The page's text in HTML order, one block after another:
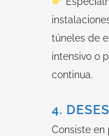
túneles de
intensivo o
continua.
4.
Consiste